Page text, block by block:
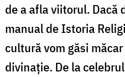
de a afla viitorul. Dacă
manual de Istoria
cultură vom găsi
divinație. De la celebrul